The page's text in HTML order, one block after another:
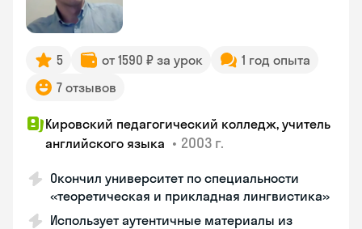
5 от 1590 ₽ за урок
1 год опыта
7 отзывов
Кировский педагогический колледж, учитель
английского языка • 2003 г.
Окончил университет по специальности
«теоретическая и прикладная лингвистика»
Использует аутентичные материалы из